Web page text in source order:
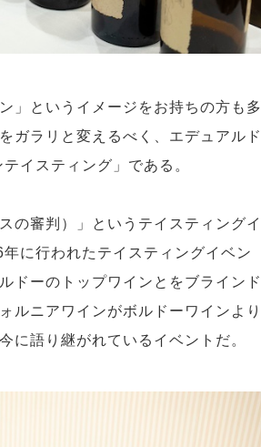
」というイメージをお持ちの方も多
ガラリと変えるべく、エデュアルド
イスティング」である。
の審判）」というテイスティングイ
に行われたテイスティングイベン
ドーのトップワインとをブラインド
ルニアワインがボルドーワインより
に語り継がれているイベントだ。